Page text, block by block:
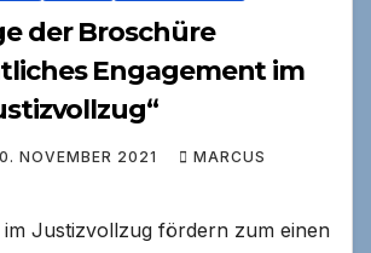
der Broschüre
Engagement im
NOVEMBER 2021 MARCUS
im Justizvollzug fördern zum einen